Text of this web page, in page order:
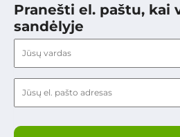
Pranešti el. paštu, kai
sandėlyje